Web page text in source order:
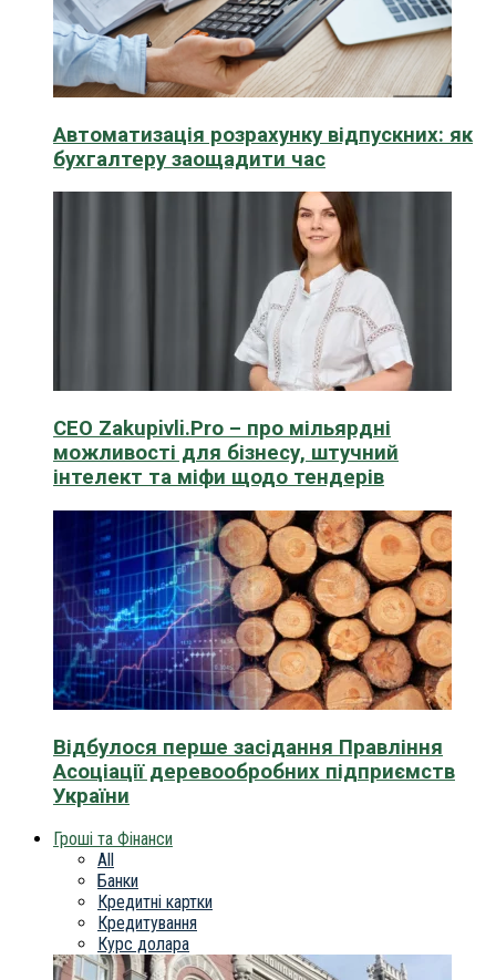
Автоматизація розрахунку відпускних: як
бухгалтеру заощадити час
CEO Zakupivli.Pro – про мільярдні
можливості для бізнесу, штучний
інтелект та міфи щодо тендерів
Відбулося перше засідання Правління
Асоціації деревообробних підприємств
України
Гроші та Фінанси
All
Банки
Кредитні картки
Кредитування
Курс долара